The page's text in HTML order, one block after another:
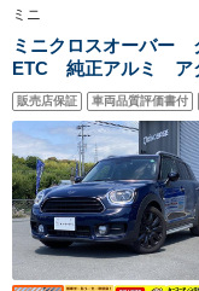
ミニ
ミニクロスオーバ
ETC 純正アルミ ア
レーキ フォグラン
ングストップ 盗難
フレール パワーバッ
販売店保証 車両品質評価書付